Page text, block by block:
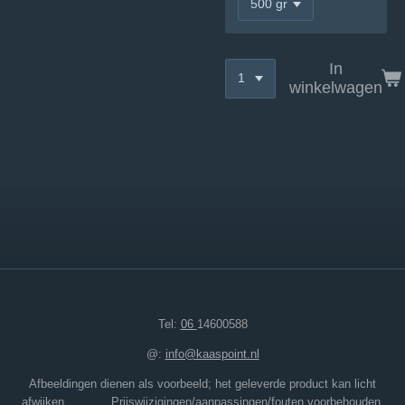
In
winkelwagen
Tel: 06 14600588
@: info@kaaspoint.nl
Afbeeldingen dienen als voorbeeld; het geleverde product kan licht
afwijken. Prijswijzigingen/aanpassingen/fouten voorbehouden.